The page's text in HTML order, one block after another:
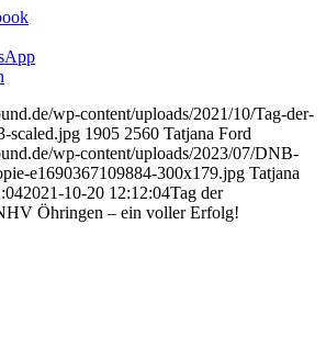
wp-content/uploads/2021/10/Tag-der-
scaled.jpg 1905 2560 Tatjana Ford
wp-content/uploads/2023/07/DNB-
e1690367109884-300x179.jpg Tatjana
2021-10-20 12:12:04Tag der
Öhringen – ein voller Erfolg!